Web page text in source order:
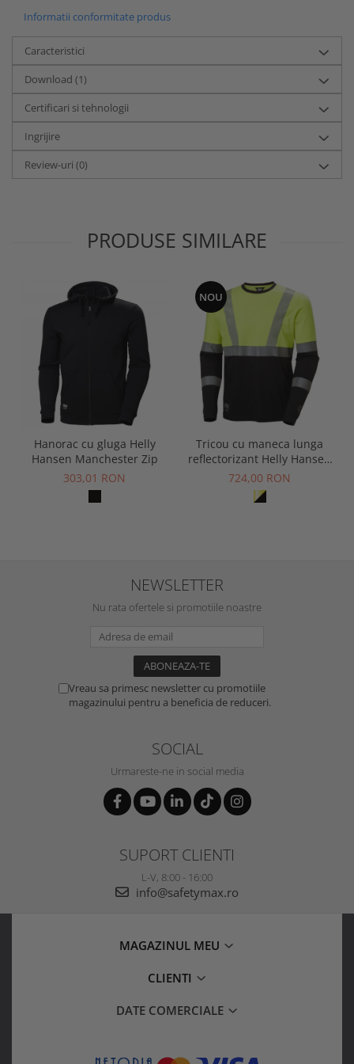
Informatii conformitate produs
Caracteristici
Download (1)
Certificari si tehnologii
Ingrijire
Review-uri (0)
PRODUSE SIMILARE
Hanorac cu gluga Helly
Hansen Manchester Zip
303,01 RON
NOU
Tricou cu maneca lunga
reflectorizant Helly Hansen
Fyre Longsleeve CL1
724,00 RON
NEWSLETTER
Nu rata ofertele si promotiile noastre
Vreau sa primesc newsletter cu promotiile
magazinului pentru a beneficia de reduceri.
SOCIAL
Urmareste-ne in social media
SUPORT CLIENTI
L-V, 8:00 - 16:00
info@safetymax.ro
MAGAZINUL MEU
CLIENTI
DATE COMERCIALE